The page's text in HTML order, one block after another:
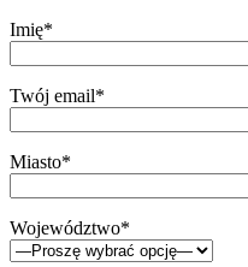
Imię*
Twój email*
Miasto*
Województwo*